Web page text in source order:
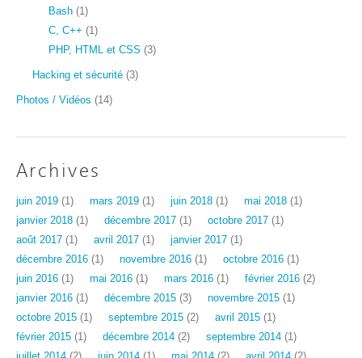
Bash (1)
C, C++ (1)
PHP, HTML et CSS (3)
Hacking et sécurité (3)
Photos / Vidéos (14)
Archives
juin 2019 (1) mars 2019 (1) juin 2018 (1) mai 2018 (1)
janvier 2018 (1) décembre 2017 (1) octobre 2017 (1)
août 2017 (1) avril 2017 (1) janvier 2017 (1)
décembre 2016 (1) novembre 2016 (1) octobre 2016 (1)
juin 2016 (1) mai 2016 (1) mars 2016 (1) février 2016 (2)
janvier 2016 (1) décembre 2015 (3) novembre 2015 (1)
octobre 2015 (1) septembre 2015 (2) avril 2015 (1)
février 2015 (1) décembre 2014 (2) septembre 2014 (1)